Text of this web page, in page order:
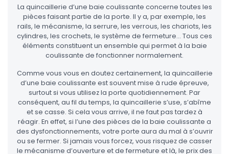
La quincaillerie d’une baie coulissante concerne toutes les
pièces faisant partie de la porte. Il y a, par exemple, les
rails, le mécanisme, la serrure, les verrous, les chariots, les
cylindres, les crochets, le système de fermeture… Tous ces
éléments constituent un ensemble qui permet à la baie
coulissante de fonctionner normalement.
Comme vous vous en doutez certainement, la quincaillerie
d’une baie coulissante est souvent mise à rude épreuve,
surtout si vous utilisez la porte quotidiennement. Par
conséquent, au fil du temps, la quincaillerie s’use, s’abîme
et se casse. Si cela vous arrive, il ne faut pas tardez à
réagir. En effet, si l’une des pièces de la baie coulissante a
des dysfonctionnements, votre porte aura du mal à s’ouvrir
ou se fermer. Si jamais vous forcez, vous risquez de casser
le mécanisme d’ouverture et de fermeture et là, le prix des